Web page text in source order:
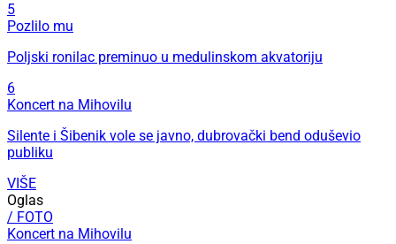
5
Pozlilo mu
Poljski ronilac preminuo u medulinskom akvatoriju
6
Koncert na Mihovilu
Silente i Šibenik vole se javno, dubrovački bend oduševio
publiku
VIŠE
Oglas
/ FOTO
Koncert na Mihovilu